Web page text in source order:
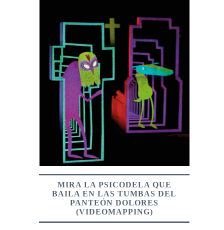
MIRA LA PSICODELA QUE
BAILA EN LAS TUMBAS DEL
PANTEÓN DOLORES
(VIDEOMAPPING)